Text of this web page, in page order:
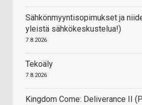
Sähkönmyyntisopimukset ja
yleistä sähkökeskustelua!)
7.8.2026
Tekoäly
7.8.2026
Kingdom Come: Deliverance II